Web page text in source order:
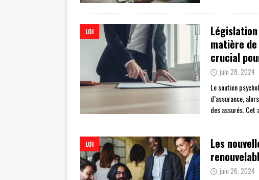
LOI
matière
crucial
juin 28, 2024
Le soutien
d’assurance,
des assurés. Cet
LOI
Les
juin 26, 2024